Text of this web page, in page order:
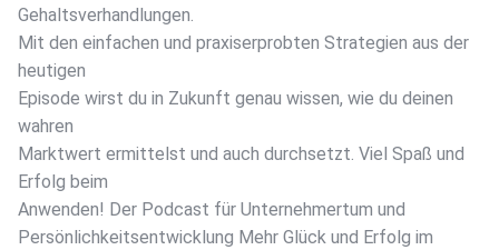
Gehaltsverhandlungen.
Mit den einfachen und praxiserprobten Strategien aus der
heutigen
Episode wirst du in Zukunft genau wissen, wie du deinen
wahren
Marktwert ermittelst und auch durchsetzt. Viel Spaß und
Erfolg beim
Anwenden! Der Podcast für Unternehmertum und
Persönlichkeitsentwicklung Mehr Glück und Erfolg im